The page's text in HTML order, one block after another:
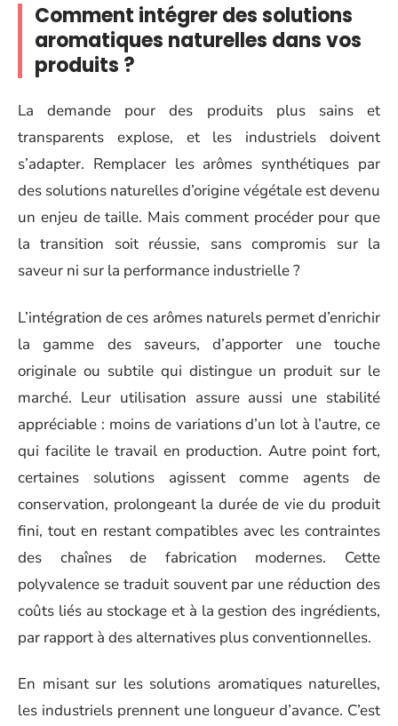
Comment intégrer des solutions
aromatiques naturelles dans vos
produits ?
La demande pour des produits plus sains et
transparents explose, et les industriels doivent
s’adapter. Remplacer les arômes synthétiques par
des solutions naturelles d’origine végétale est devenu
un enjeu de taille. Mais comment procéder pour que
la transition soit réussie, sans compromis sur la
saveur ni sur la performance industrielle ?
L’intégration de ces arômes naturels permet d’enrichir
la gamme des saveurs, d’apporter une touche
originale ou subtile qui distingue un produit sur le
marché. Leur utilisation assure aussi une stabilité
appréciable : moins de variations d’un lot à l’autre, ce
qui facilite le travail en production. Autre point fort,
certaines solutions agissent comme agents de
conservation, prolongeant la durée de vie du produit
fini, tout en restant compatibles avec les contraintes
des chaînes de fabrication modernes. Cette
polyvalence se traduit souvent par une réduction des
coûts liés au stockage et à la gestion des ingrédients,
par rapport à des alternatives plus conventionnelles.
En misant sur les solutions aromatiques naturelles,
les industriels prennent une longueur d’avance. C’est